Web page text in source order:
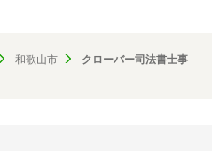
和歌山市
クローバー司法書士事